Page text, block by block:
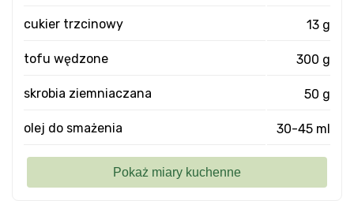
cukier trzcinowy 13 g
tofu wędzone 300 g
skrobia ziemniaczana 50 g
olej do smażenia 30-45 ml